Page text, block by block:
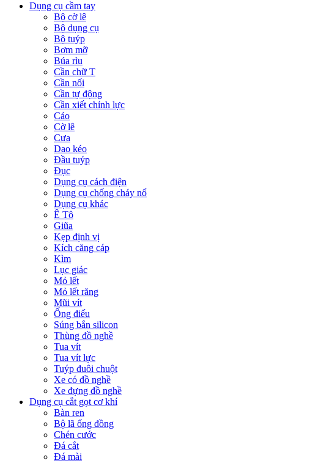
Dụng cụ cầm tay
Bộ cờ lê
Bộ dụng cụ
Bộ tuýp
Bơm mỡ
Búa rìu
Cần chữ T
Cần nối
Cần tự động
Cần xiết chỉnh lực
Cảo
Cờ lê
Cưa
Dao kéo
Đầu tuýp
Đục
Dụng cụ cách điện
Dụng cụ chống cháy nổ
Dụng cụ khác
Ê Tô
Giũa
Kẹp định vị
Kích căng cáp
Kìm
Lục giác
Mỏ lết
Mỏ lết răng
Mũi vít
Ống điếu
Súng bắn silicon
Thùng đồ nghề
Tua vít
Tua vít lực
Tuýp đuôi chuột
Xe có đồ nghề
Xe đựng đồ nghề
Dụng cụ cắt gọt cơ khí
Bàn ren
Bộ lã ống đồng
Chén cước
Đá cắt
Đá mài